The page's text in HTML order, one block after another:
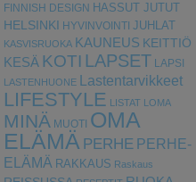
FINNISH DESIGN HASSUT JUTUT
HELSINKI
HYVINVOINTI JUHLAT
KASVISRUOKA KAUNEUS KEITTIÖ
KESÄ KOTI LAPSET LAPSI
LASTENHUONE Lastentarvikkeet
LIFESTYLE LISTAT LOMA
MINÄ MUOTI OMA
ELÄMÄ PERHE PERHE-
ELÄMÄ RAKKAUS Raskaus